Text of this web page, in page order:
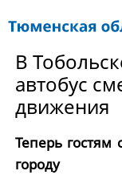
В
автобус
движения
Теперь гостям
городу